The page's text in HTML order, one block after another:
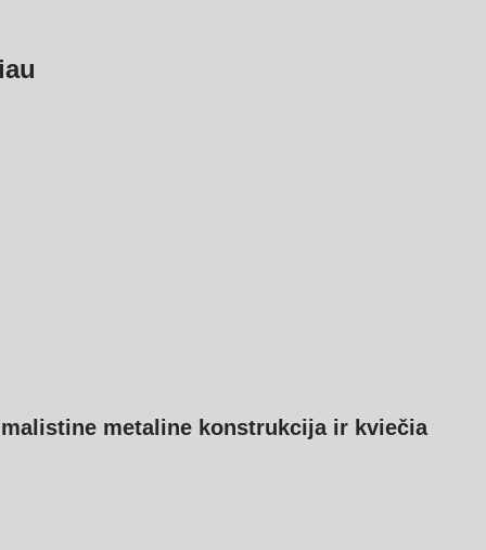
metaline konstrukcija ir kviečia